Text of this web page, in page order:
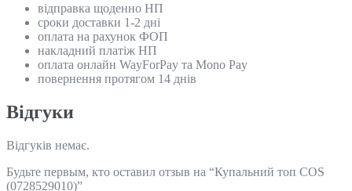
відправка щоденно НП
сроки доставки 1-2 дні
оплата на рахунок ФОП
накладний платіж НП
оплата онлайн WayForPay та Mono Pay
повернення протягом 14 днів
Відгуки
Відгуків немає.
Будьте первым, кто оставил отзыв на “Купальний топ COS
(0728529010)”